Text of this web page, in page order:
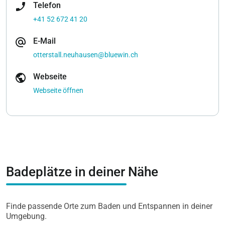
phone_enabled Telefon
+41 52 672 41 20
alternate_email E-Mail
otterstall.neuhausen@bluewin.ch
public Webseite
Webseite öffnen
Badeplätze in deiner Nähe
Finde passende Orte zum Baden und Entspannen in deiner
Umgebung.